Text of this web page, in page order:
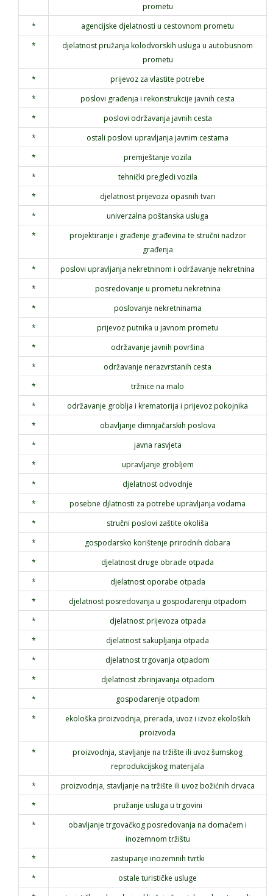
prometu
*
agencijske djelatnosti u cestovnom prometu
*
djelatnost pružanja kolodvorskih usluga u autobusnom
prometu
*
prijevoz za vlastite potrebe
*
poslovi građenja i rekonstrukcije javnih cesta
*
poslovi održavanja javnih cesta
*
ostali poslovi upravljanja javnim cestama
*
premještanje vozila
*
tehnički pregledi vozila
*
djelatnost prijevoza opasnih tvari
*
univerzalna poštanska usluga
*
projektiranje i građenje građevina te stručni nadzor
građenja
*
poslovi upravljanja nekretninom i održavanje nekretnina
*
posredovanje u prometu nekretnina
*
poslovanje nekretninama
*
prijevoz putnika u javnom prometu
*
održavanje javnih površina
*
održavanje nerazvrstanih cesta
*
tržnice na malo
*
održavanje groblja i krematorija i prijevoz pokojnika
*
obavljanje dimnjačarskih poslova
*
javna rasvjeta
*
upravljanje grobljem
*
djelatnost odvodnje
*
posebne djlatnosti za potrebe upravljanja vodama
*
stručni poslovi zaštite okoliša
*
gospodarsko korištenje prirodnih dobara
*
djelatnost druge obrade otpada
*
djelatnost oporabe otpada
*
djelatnost posredovanja u gospodarenju otpadom
*
djelatnost prijevoza otpada
*
djelatnost sakupljanja otpada
*
djelatnost trgovanja otpadom
*
djelatnost zbrinjavanja otpadom
*
gospodarenje otpadom
*
ekološka proizvodnja, prerada, uvoz i izvoz ekoloških
proizvoda
*
proizvodnja, stavljanje na tržište ili uvoz šumskog
reprodukcijskog materijala
*
proizvodnja, stavljanje na tržište ili uvoz božićnih drvaca
*
pružanje usluga u trgovini
*
obavljanje trgovačkog posredovanja na domaćem i
inozemnom tržištu
*
zastupanje inozemnih tvrtki
*
ostale turističke usluge